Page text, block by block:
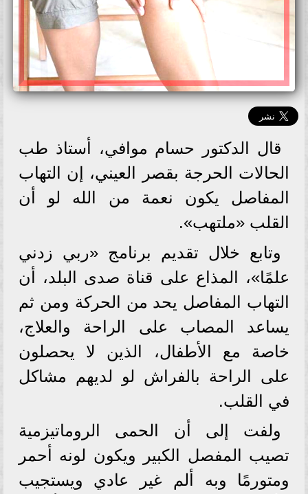
قال الدكتور حسام موافي، أستاذ طب
الحالات الحرجة بقصر العيني، إن التهاب
المفاصل يكون نعمة من الله لو أن
القلب «ملتهب».
وتابع خلال تقديم برنامج «ربي زدني
علمًا»، المذاع على قناة صدى البلد، أن
التهاب المفاصل يحد من الحركة ومن ثم
يساعد المصاب على الراحة والعلاج،
خاصة مع الأطفال، الذين لا يحصلون
على الراحة بالفراش لو لديهم مشاكل
في القلب.
ولفت إلى أن الحمى الروماتيزمية
تصيب المفصل الكبير ويكون لونه أحمر
ومتورمًا وبه ألم غير عادي ويستجيب